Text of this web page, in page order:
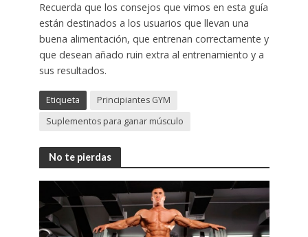
Recuerda que los consejos que vimos en esta guía
están destinados a los usuarios que llevan una
buena alimentación, que entrenan correctamente y
que desean añado ruin extra al entrenamiento y a
sus resultados.
Etiqueta
Principiantes GYM
Suplementos para ganar músculo
No te pierdas